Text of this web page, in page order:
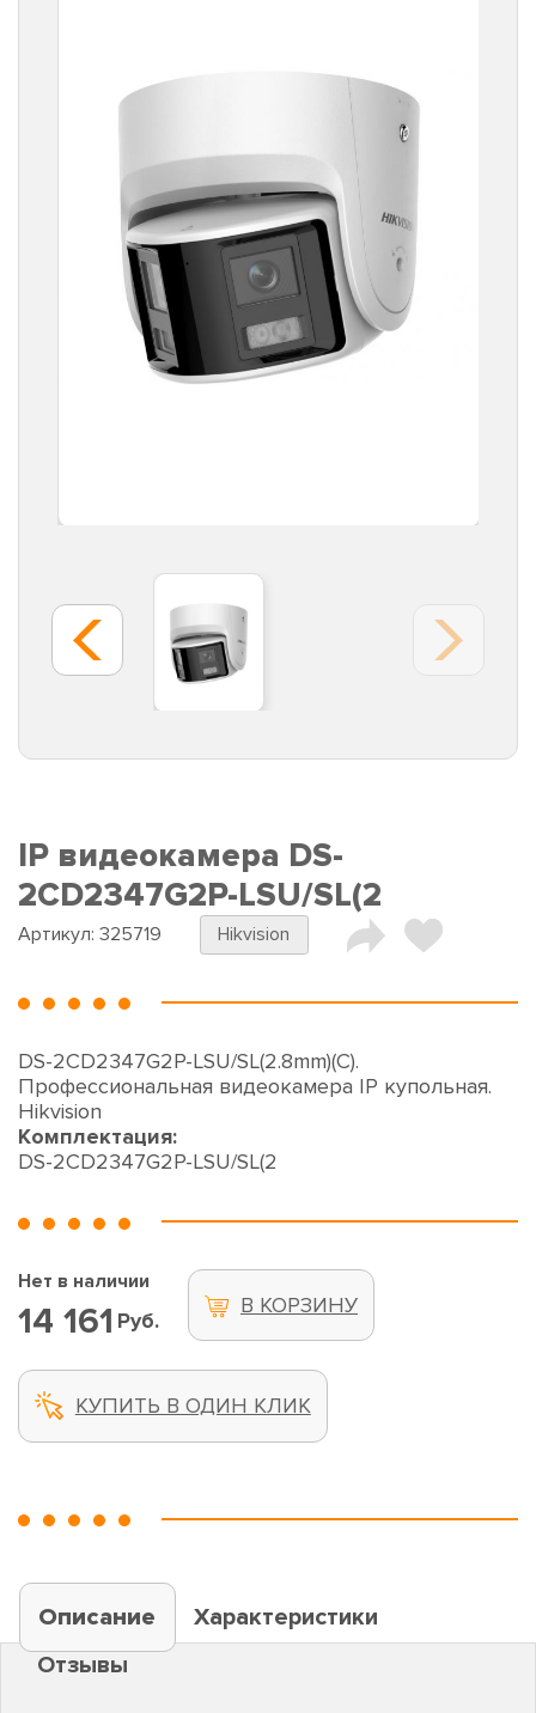
IP видеокамера DS-
2CD2347G2P-LSU/SL(2
Артикул: 325719 Hikvision
DS-2CD2347G2P-LSU/SL(2.8mm)(C).
Профессиональная видеокамера IP купольная.
Hikvision
Комплектация:
DS-2CD2347G2P-LSU/SL(2
Нет в наличии
14 161 Руб.
В КОРЗИНУ
КУПИТЬ В ОДИН КЛИК
Описание
Характеристики
Отзывы